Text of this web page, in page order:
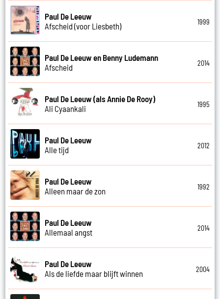
Paul De Leeuw
Afscheid (voor Liesbeth)
1999
Paul De Leeuw en Benny Ludemann
Afscheid
2014
Paul De Leeuw (als Annie De Rooy)
Ali Cyaankali
1995
Paul De Leeuw
Alle tijd
2012
Paul De Leeuw
Alleen maar de zon
1992
Paul De Leeuw
Allemaal angst
2014
Paul De Leeuw
Als de liefde maar blijft winnen
2004